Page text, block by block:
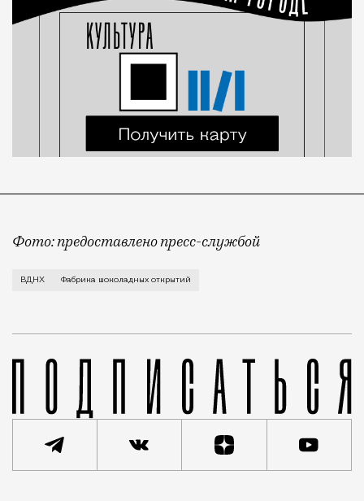
Фото: предоставлено пресс-службой
Все желающие набрать калорий к зиме под
ВДНХ Фабрика шоколадных открытий